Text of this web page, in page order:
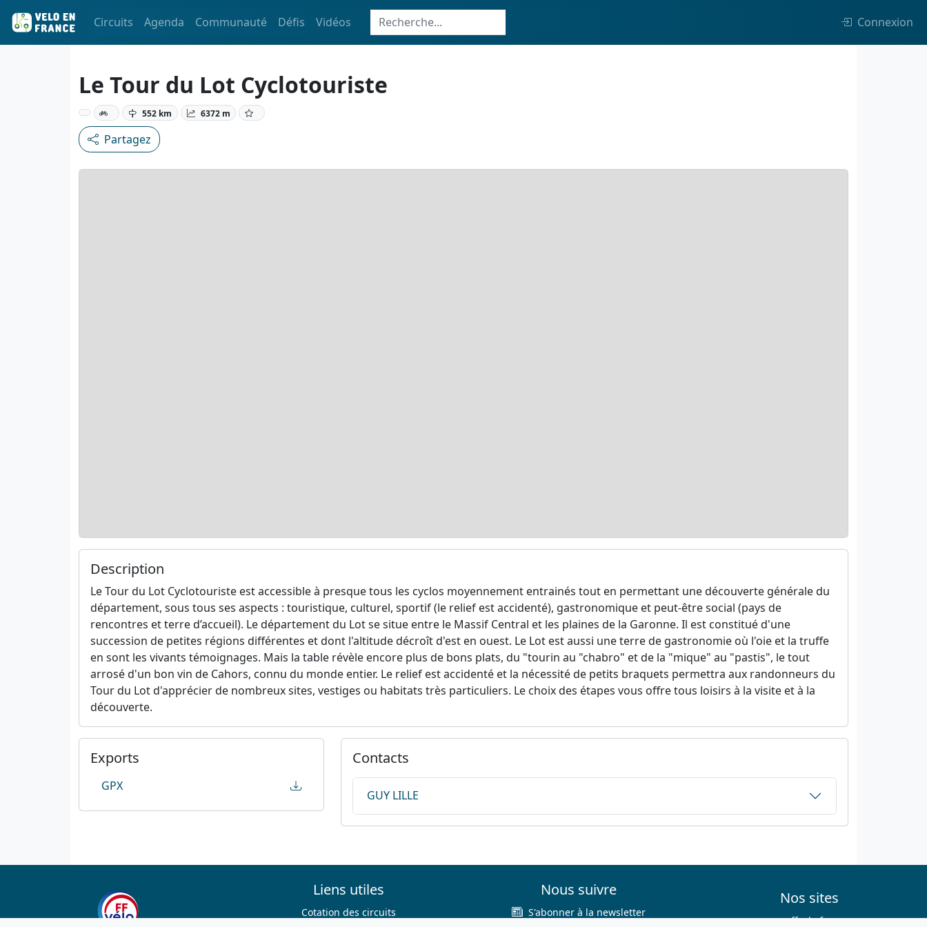
Circuits Agenda Communauté Défis Vidéos Connexion
Le Tour du Lot Cyclotouriste
552 km 6372 m
Partagez
Description
Le Tour du Lot Cyclotouriste est accessible à presque tous les cyclos moyennement entrainés tout en permettant une découverte générale du
département, sous tous ses aspects : touristique, culturel, sportif (le relief est accidenté), gastronomique et peut-être social (pays de
rencontres et terre d’accueil). Le département du Lot se situe entre le Massif Central et les plaines de la Garonne. Il est constitué d'une
succession de petites régions différentes et dont l'altitude décroît d'est en ouest. Le Lot est aussi une terre de gastronomie où l'oie et la truffe
en sont les vivants témoignages. Mais la table révèle encore plus de bons plats, du "tourin au "chabro" et de la "mique" au "pastis", le tout
arrosé d'un bon vin de Cahors, connu du monde entier. Le relief est accidenté et la nécessité de petits braquets permettra aux randonneurs du
Tour du Lot d'apprécier de nombreux sites, vestiges ou habitats très particuliers. Le choix des étapes vous offre tous loisirs à la visite et à la
découverte.
Exports
GPX
Contacts
GUY LILLE
Liens utiles
Cotation des circuits
Nous suivre
S'abonner à la newsletter
Nos sites
ffvelo.fr